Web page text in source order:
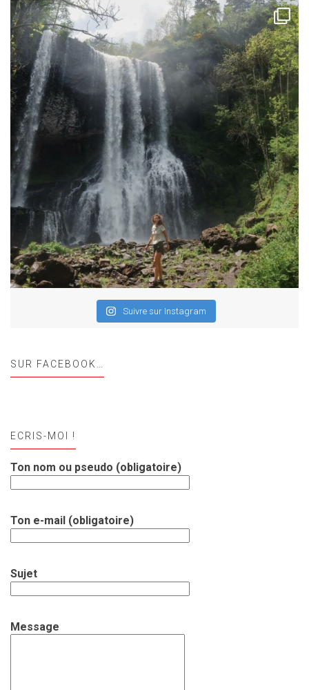
Suivre sur Instagram
SUR FACEBOOK…
ECRIS-MOI !
Ton nom ou pseudo (obligatoire)
Ton e-mail (obligatoire)
Sujet
Message